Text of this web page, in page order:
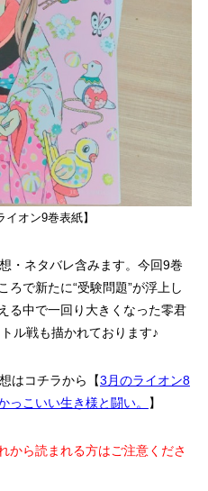
イオン9巻表紙】
・ネタバレ含みます。今回9巻
ろで新たに“受験問題”が浮上し
る中で一回り大きくなった零君
ル戦も描かれております♪
はコチラから【3月のライオン8
っこいい生き様と闘い。
】
から読まれる方はご注意くださ